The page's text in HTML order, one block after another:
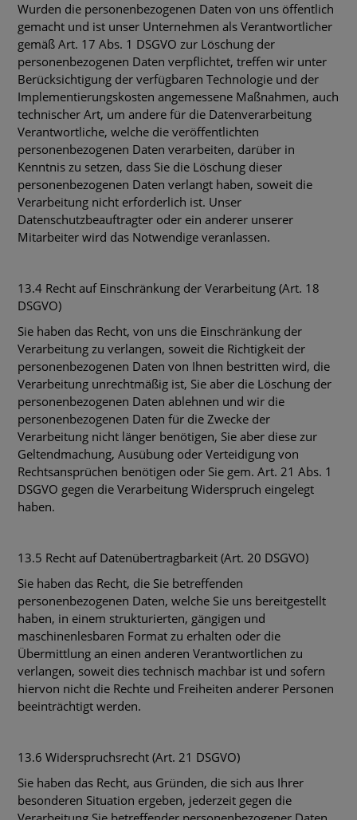
Wurden die personenbezogenen Daten von uns öffentlich
gemacht und ist unser Unternehmen als Verantwortlicher
gemäß Art. 17 Abs. 1 DSGVO zur Löschung der
personenbezogenen Daten verpflichtet, treffen wir unter
Berücksichtigung der verfügbaren Technologie und der
Implementierungskosten angemessene Maßnahmen, auch
technischer Art, um andere für die Datenverarbeitung
Verantwortliche, welche die veröffentlichten
personenbezogenen Daten verarbeiten, darüber in
Kenntnis zu setzen, dass Sie die Löschung dieser
personenbezogenen Daten verlangt haben, soweit die
Verarbeitung nicht erforderlich ist. Unser
Datenschutzbeauftragter oder ein anderer unserer
Mitarbeiter wird das Notwendige veranlassen.
13.4 Recht auf Einschränkung der Verarbeitung (Art. 18
DSGVO)
Sie haben das Recht, von uns die Einschränkung der
Verarbeitung zu verlangen, soweit die Richtigkeit der
personenbezogenen Daten von Ihnen bestritten wird, die
Verarbeitung unrechtmäßig ist, Sie aber die Löschung der
personenbezogenen Daten ablehnen und wir die
personenbezogenen Daten für die Zwecke der
Verarbeitung nicht länger benötigen, Sie aber diese zur
Geltendmachung, Ausübung oder Verteidigung von
Rechtsansprüchen benötigen oder Sie gem. Art. 21 Abs. 1
DSGVO gegen die Verarbeitung Widerspruch eingelegt
haben.
13.5 Recht auf Datenübertragbarkeit (Art. 20 DSGVO)
Sie haben das Recht, die Sie betreffenden
personenbezogenen Daten, welche Sie uns bereitgestellt
haben, in einem strukturierten, gängigen und
maschinenlesbaren Format zu erhalten oder die
Übermittlung an einen anderen Verantwortlichen zu
verlangen, soweit dies technisch machbar ist und sofern
hiervon nicht die Rechte und Freiheiten anderer Personen
beeinträchtigt werden.
13.6 Widerspruchsrecht (Art. 21 DSGVO)
Sie haben das Recht, aus Gründen, die sich aus Ihrer
besonderen Situation ergeben, jederzeit gegen die